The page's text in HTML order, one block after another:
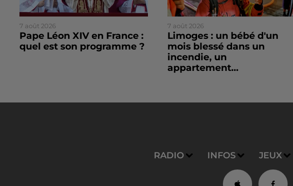
7 août 2026
Pape Léon XIV en France :
quel est son programme ?
7 août 2026
Limoges : un bébé d'un
mois blessé dans un
incendie, un
appartement...
RADIO INFOS JEUX